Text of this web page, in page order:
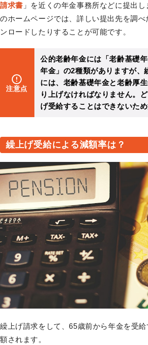
請求書 」を近くの年金事務所などに提出
のホームページでは、詳しい提出先を調べ
ンロードしたりすることが可能です。
注意点
公的老齢年金には「老齢基礎
年金」の2種類がありますが、
には、老齢基礎年金と老齢厚
り上げなければなりません。
げ受給することはできないため
繰上げ受給による減額率は？
繰上げ請求をして、65歳前から年金を受
額されます。